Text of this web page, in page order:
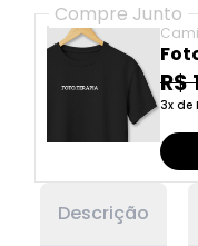
Compre Junto
R$
3x de
Descrição